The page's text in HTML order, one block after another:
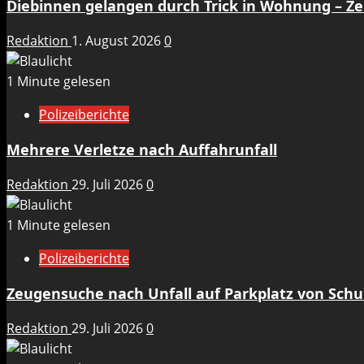
Diebinnen gelangen durch Trick in Wohnung –
Redaktion 1. August 20260
1 Minute gelesen
Polizeiberichte
Mehrere Verletze nach Auffahrunfall
Redaktion 29. Juli 20260
1 Minute gelesen
Polizeiberichte
Zeugensuche nach Unfall auf Parkplatz von
Redaktion 29. Juli 20260